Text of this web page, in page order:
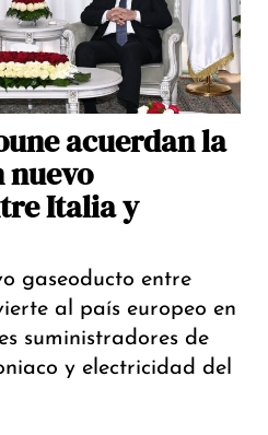
acuerdan la
nuevo
Italia y
gaseoducto entre
al país europeo en
suministradores de
y electricidad del